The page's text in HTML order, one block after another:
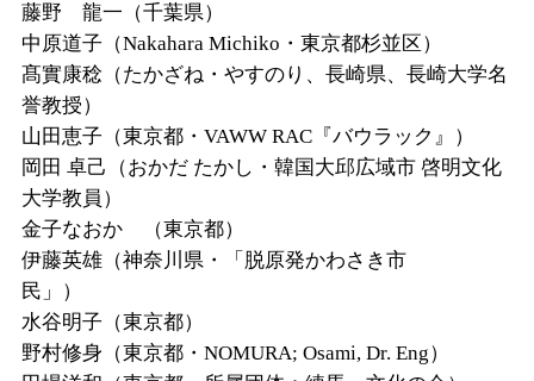
藤野 龍一（千葉県）
中原道子（Nakahara Michiko ・東京都杉並区）
髙實康稔（たかざね・やすのり、長崎県、長崎大学名
誉教授）
山田恵子（東京都・ VAWW RAC 『バウラック』）
岡田 卓己（おかだ たかし・韓国大邱広域市 啓明文化
大学教員）
金子なおか （東京都）
伊藤英雄（神奈川県・「脱原発かわさき市
民」）
水谷明子（東京都）
野村修身（東京都・ NOMURA; Osami, Dr. Eng）